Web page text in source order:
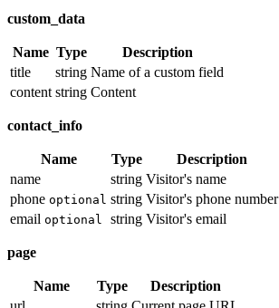
custom_data
Name Type
Description
title
string Name of a custom field
content string Content
contact_info
Name Type
Description
name
string Visitor's name
phone optional string Visitor's phone number
email optional string Visitor's email
page
Name Type
Description